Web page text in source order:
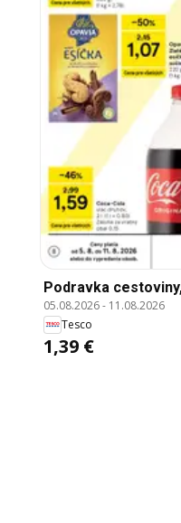
Podravka
05.08.2026- 11.08.2026
Tesco
1,39 €